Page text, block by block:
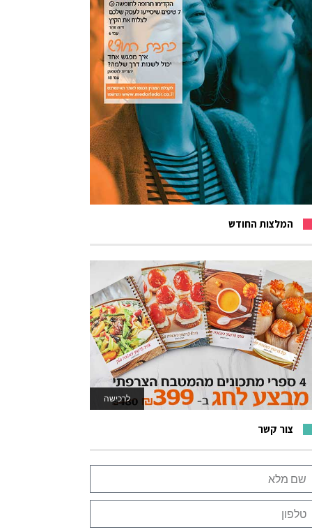
המלצות החודש
לרכישה
לאתר המשחקים
צור קשר